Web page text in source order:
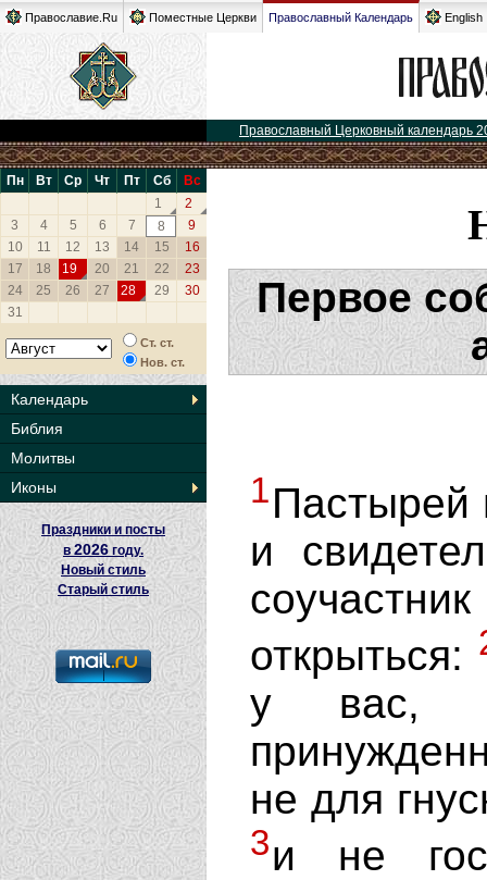
Православие.Ru Поместные Церкви Православный Календарь English
Православный Церковный календарь
Пн Вт Ср Чт Пт Сб
Вс
1
2
3
4 5 6 7 8
9
10
11 12 13 14 15
16
17
18 19 20 21 22
23
24
25 26 27 28 29
30
31
Ст. ст.
Нов. ст.
Календарь
Библия
Молитвы
Иконы
Праздники и посты
в2026 году.
Новый стиль
Старый стиль
Первое
1Пастырей
и
открыться:
у вас,
не для
3и не